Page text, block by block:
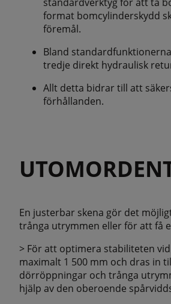
format bomcylinderskydd
föremål.
Bland
tredje direkt hydraulisk
Allt detta bidrar till att
förhållanden.
En justerbar skena gör det
trånga utrymmen eller för att få
> För att optimera stabiliteten
maximalt 1 500 mm och dras in
dörröppningar och trånga
hjälp av den oberoende